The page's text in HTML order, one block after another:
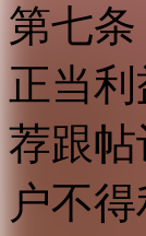
第七
正当
荐跟
户不